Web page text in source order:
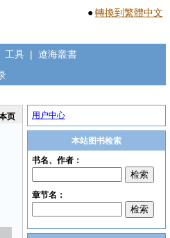
●轉換到繁體中文
工具 | 遼海叢書
页 用户中心
本站图书检索